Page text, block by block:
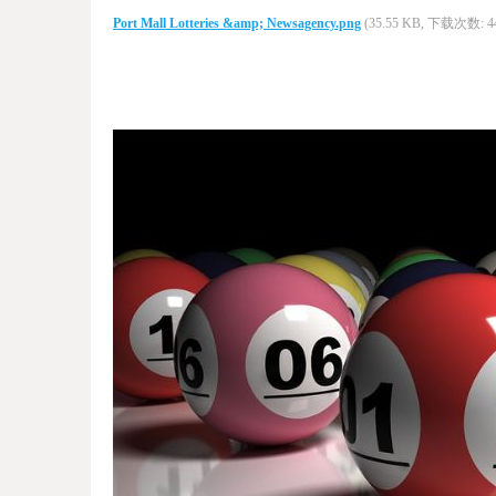
Port Mall Lotteries &amp; Newsagency.png (35.55 KB, 下载次数: